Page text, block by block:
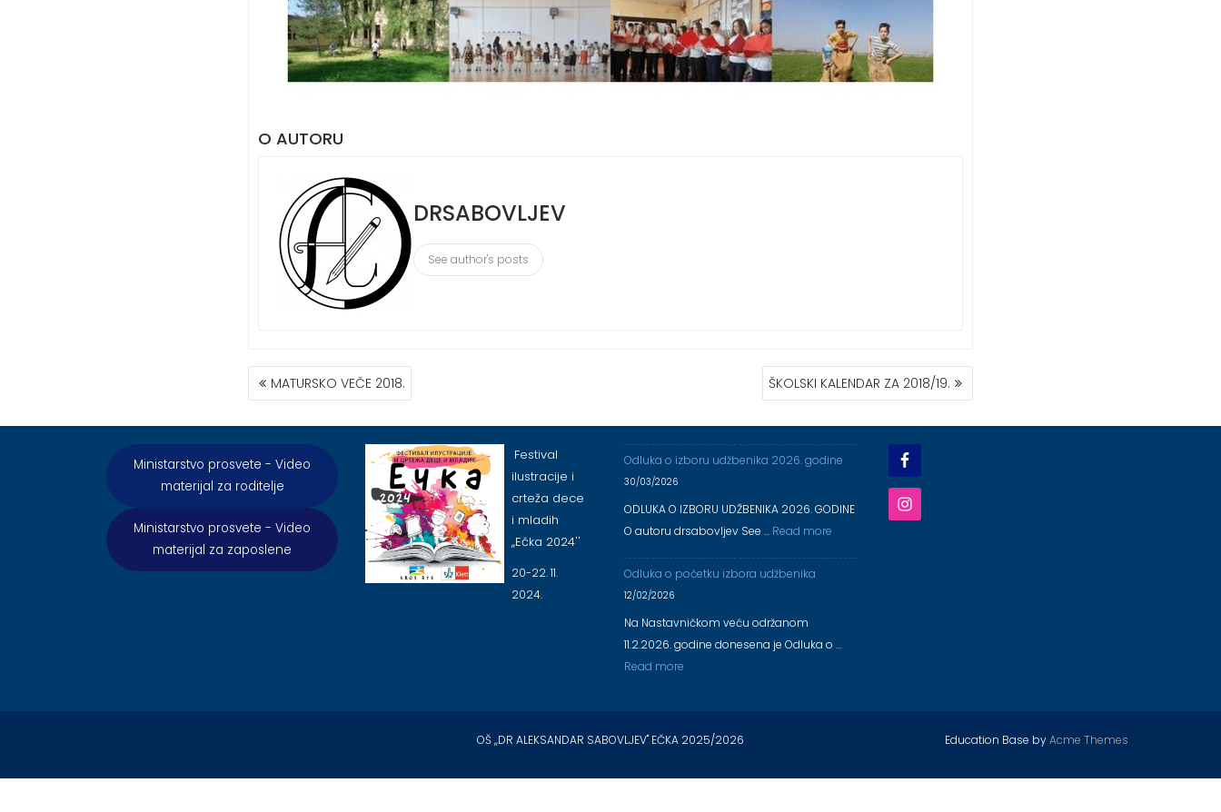
O AUTORU
DRSABOVLJEV
See author's posts
КРЕТАЊЕ
ЧЛАНКА
MATURSKO VEČE 2018. ŠKOLSKI KALENDAR ZA 2018/19.
Ministarstvo prosvete - Video
materijal za roditelje
Ministarstvo prosvete - Video
materijal za zaposlene
Festival
ilustracije i
crteža dece
i mladih
,,Ečka 2024''
20-22. 11.
2024.
Odluka o izboru udžbenika 2026. godine
30/03/2026
ODLUKA O IZBORU UDŽBENIKA 2026. GODINE
O autoru drsabovljev See … Read more
Odluka o početku izbora udžbenika
12/02/2026
Na Nastavničkom veću održanom
11.2.2026. godine donesena je Odluka o …
Read more
OŠ ,,DR ALEKSANDAR SABOVLJEV'' EČKA 2025/2026 Education Base byAcme Themes